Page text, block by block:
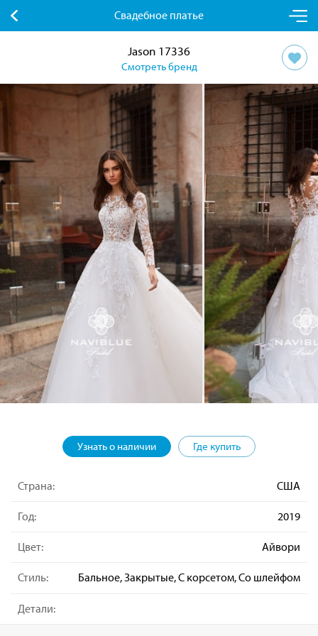
Свадебное платье
Jason 17336
Смотреть бренд
Узнать о наличии Где купить
Страна: США
Год: 2019
Цвет: Айвори
Стиль: Бальное, Закрытые, С корсетом, Со шлейфом
Детали: